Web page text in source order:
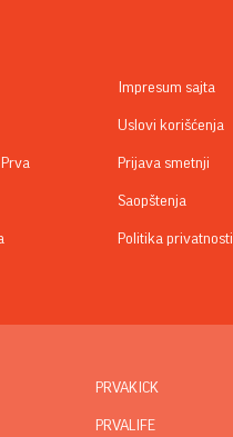
Impresum sajta
Uslovi korišćenja
Prijava smetnji
Saopštenja
Politika privatnosti
PRVAKICK
PRVALIFE